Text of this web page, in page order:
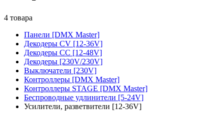
4 товара
Панели [DMX Master]
Декодеры CV [12-36V]
Декодеры CC [12-48V]
Декодеры [230V/230V]
Выключатели [230V]
Контроллеры [DMX Master]
Контроллеры STAGE [DMX Master]
Беспроводные удлинители [5-24V]
Усилители, разветвители [12-36V]